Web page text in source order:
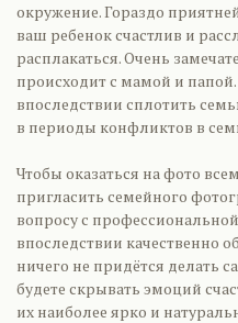
окружение. Гораздо
ваш ребенок счастлив и
расплакаться. Очень
происходит с мамой и
впоследствии сплотить
в периоды конфликтов в
Чтобы оказаться на фото
пригласить семейного
вопросу с
впоследствии качественно
ничего не придётся делать
будете скрывать эмоций
их наиболее ярко и